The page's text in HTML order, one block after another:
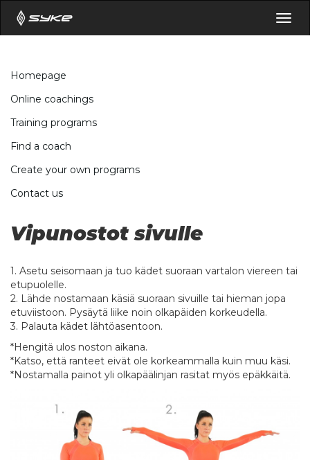
Homepage
Online coachings
Training programs
Find a coach
Create your own programs
Contact us
Vipunostot sivulle
1. Asetu seisomaan ja tuo kädet suoraan vartalon viereen tai
etupuolelle.
2. Lähde nostamaan käsiä suoraan sivuille tai hieman jopa
etuviistoon. Pysäytä liike noin olkapäiden korkeudella.
3. Palauta kädet lähtöasentoon.
*Hengitä ulos noston aikana.
*Katso, että ranteet eivät ole korkeammalla kuin muu käsi.
*Nostamalla painot yli olkapäälinjan rasitat myös epäkkäitä.